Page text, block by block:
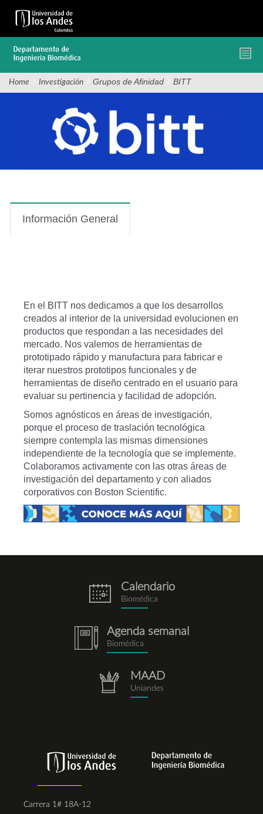
contenido
Home / Investigación / Grupos de Afinidad / BITT
Información General
En el BITT nos dedicamos a que los desarrollos
creados al interior de la universidad evolucionen en
productos que respondan a las necesidades del
mercado. Nos valemos de herramientas de
prototipado rápido y manufactura para fabricar e
iterar nuestros prototipos funcionales y de
herramientas de diseño centrado en el usuario para
evaluar su pertinencia y facilidad de adopción.
Somos agnósticos en áreas de investigación,
porque el proceso de traslación tecnológica
siempre contempla las mismas dimensiones
independiente de la tecnología que se implemente.
Colaboramos activamente con las otras áreas de
investigación del departamento y con aliados
corporativos con Boston Scientific.
eventos.png
Calendario
Biomédica
notebook.png
Agenda semanal
Biomédica
repositorio.png
MAAD
Uniandes
Carrera 1# 18A-12